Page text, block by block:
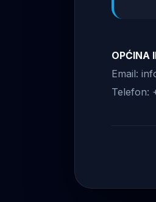
OPĆINA
Email:
Telefon: